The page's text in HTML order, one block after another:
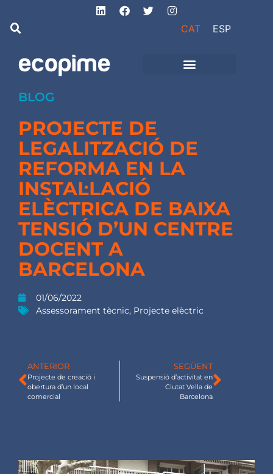
CAT ESP
BLOG
PROJECTE DE
LEGALITZACIÓ DE
REFORMA EN LA
INSTAL·LACIÓ
ELÈCTRICA DE BAIXA
TENSIÓ D’UN CENTRE
DOCENT A
BARCELONA
01/06/2022
Assessorament tècnic, Projecte elèctric
ANTERIOR
Projecte de creació i
obertura d’un local
comercial
SEGÜENT
Suspensió d’activitat en
Ciutat Vella de
Barcelona